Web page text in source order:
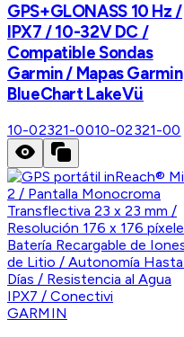
GPS+GLONASS 10 Hz /
IPX7 / 10-32V DC /
Compatible Sondas
Garmin / Mapas Garmin
BlueChart LakeVü
10-02321-0010-02321-00
GARMIN